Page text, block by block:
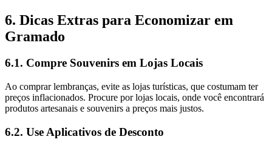
6. Dicas Extras para Economizar em
Gramado
6.1. Compre Souvenirs em Lojas Locais
Ao comprar lembranças, evite as lojas turísticas, que costumam ter
preços inflacionados. Procure por lojas locais, onde você encontrará
produtos artesanais e souvenirs a preços mais justos.
6.2. Use Aplicativos de Desconto